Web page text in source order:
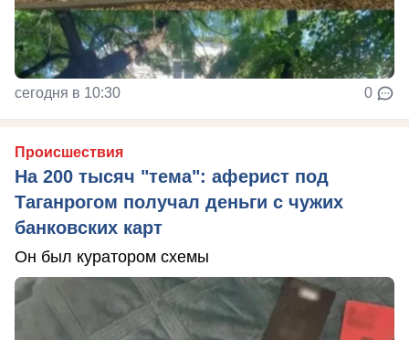
сегодня в 10:30 0
Происшествия
На 200 тысяч "тема": аферист под
Таганрогом получал деньги с чужих
банковских карт
Он был куратором схемы